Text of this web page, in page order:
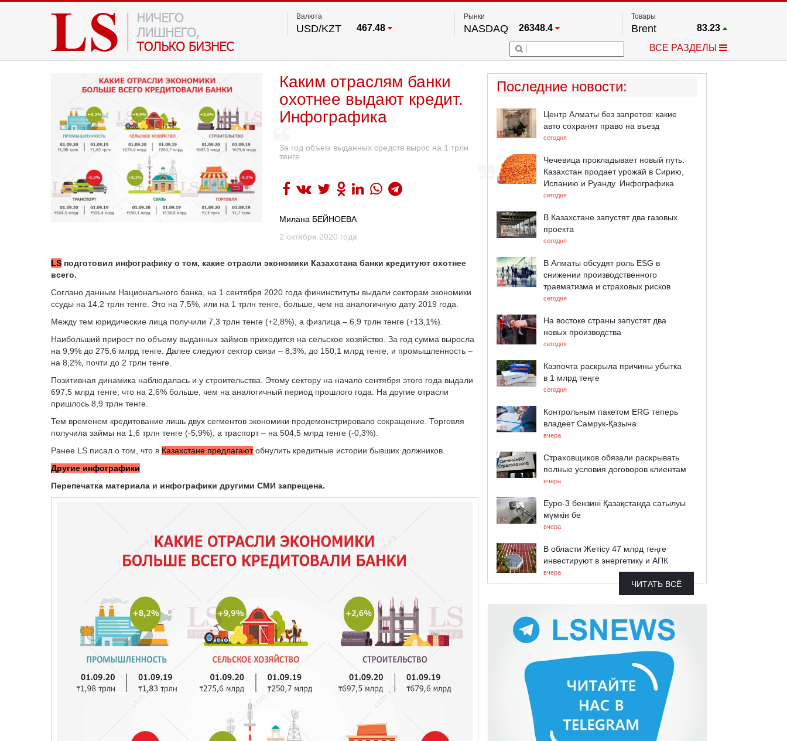
Валюта
USD/KZT 467.48
Рынки
NASDAQ 26348.4
FTSE 100 67.17
53885.1
S&P 500
24484.1
Товары
Brent 83.23
Платина
2.658
ВСЕ РАЗДЕЛЫ
Каким отраслям банки
охотнее выдают кредит.
Инфографика
За год объем выданных средств вырос на 1 трлн
тенге
Милана БЕЙНОЕВА
2 октября 2020 года
LS подготовил инфографику о том, какие отрасли экономики Казахстана банки кредитуют охотнее
всего.
Соглано данным Национального банка, на 1 сентября 2020 года фининституты выдали секторам экономики
ссуды на 14,2 трлн тенге. Это на 7,5%, или на 1 трлн тенге, больше, чем на аналогичную дату 2019 года.
Между тем юридические лица получили 7,3 трлн тенге (+2,8%), а физлица – 6,9 трлн тенге (+13,1%).
Наибольший прирост по объему выданных займов приходится на сельское хозяйство. За год сумма выросла
на 9,9% до 275,6 млрд тенге. Далее следуют сектор связи – 8,3%, до 150,1 млрд тенге, и промышленность –
на 8,2%, почти до 2 трлн тенге.
Позитивная динамика наблюдалась и у строительства. Этому сектору на начало сентября этого года выдали
697,5 млрд тенге, что на 2,6% больше, чем на аналогичный период прошлого года. На другие отрасли
пришлось 8,9 трлн тенге.
Тем временем кредитование лишь двух сегментов экономики продемонстрировало сокращение. Торговля
получила займы на 1,6 трлн тенге (-5,9%), а траспорт – на 504,5 млрд тенге (-0,3%).
Ранее LS писал о том, что в Казахстане предлагаютобнулить кредитные истории бывших должников.
Другие инфографики
Перепечатка материала и инфографики другими СМИ запрещена.
Последние новости:
Центр Алматы без запретов: какие
авто сохранят право на въезд
сегодня
Чечевица прокладывает новый путь:
Казахстан продает урожай в Сирию,
Испанию и Руанду. Инфографика
сегодня
В Казахстане запустят два газовых
проекта
сегодня
В Алматы обсудят роль ESG в
снижении производственного
травматизма и страховых рисков
сегодня
На востоке страны запустят два
новых производства
сегодня
Казпочта раскрыла причины убытка
в 1 млрд теңге
сегодня
Контрольным пакетом ERG теперь
владеет Самрук-Қазына
вчера
Страховщиков обязали раскрывать
полные условия договоров клиентам
вчера
Еуро-3 бензині Қазақстанда сатылуы
мүмкін бе
вчера
В области Жетісу 47 млрд теңге
инвестируют в энергетику и АПК
вчера
ЧИТАТЬ ВСЁ